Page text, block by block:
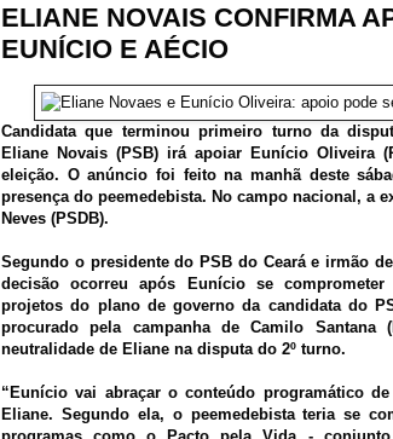
ELIANE NOVAIS CONFIRMA
EUNÍCIO E AÉCIO
Candidata que terminou primeiro turno da
Eliane Novais (PSB) irá apoiar Eunício Oliveira
eleição. O anúncio foi feito na manhã deste
presença do peemedebista. No campo nacional, a
Neves (PSDB).
Segundo o presidente do PSB do Ceará e irmão
decisão ocorreu após Eunício se
projetos do plano de governo da candidata do
procurado pela campanha de Camilo Santana
neutralidade de Eliane na disputa do 2º turno.
“Eunício vai abraçar o conteúdo programático
Eliane. Segundo ela, o peemedebista teria se